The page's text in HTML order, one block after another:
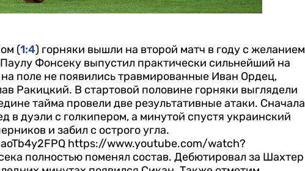
(1:4) горняки вышли на второй матч в году с желанием
Фонсеку выпустил практически сильнейший на
поле не появились травмированные Иван Ордец,
Ракицкий. В стартовой половине горняки выглядели
тайма провели две результативные атаки. Сначала
в дуэли с голкипером, а минутой спустя украинский
и забил с острого угла.
https://www.youtube.com/watch?
полностью поменял состав. Дебютировал за Шахтер